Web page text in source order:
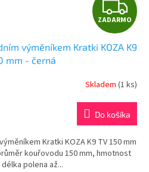
Z
A
D
A
R
M
O
ZADARMO
výměníkem Kratki KOZA K9
mm - černá
Skladem (1 ks)
Do košíka
Kratki KOZA K9 TV 150 mm
kouřovodu 150 mm, hmotnost
polena až...